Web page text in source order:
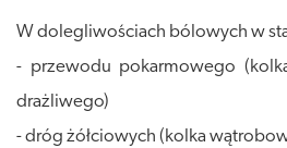
W dolegliwościach bólowych w
- przewodu pokarmowego
drażliwego)
- dróg żółciowych (kolka